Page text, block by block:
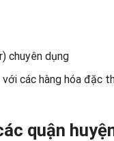
chuyên dụng
các hàng hóa đặc
quận